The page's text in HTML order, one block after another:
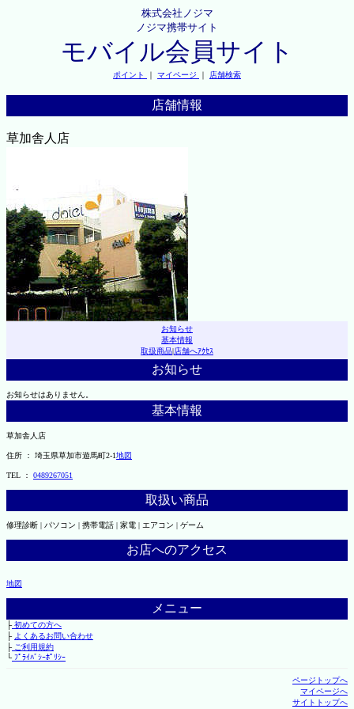
株式会社ノジマ
ノジマ携帯サイト
モバイル会員サイト
ポイント ｜ マイページ ｜ 店舗検索
店舗情報
草加舎人店
お知らせ
基本情報
取扱商品|店舗へｱｸｾｽ
お知らせ
お知らせはありません。
基本情報
草加舎人店
住所 ： 埼玉県草加市遊馬町2-1地図
TEL ： 0489267051
取扱い商品
修理診断 | パソコン | 携帯電話 | 家電 | エアコン | ゲーム
お店へのアクセス
地図
メニュー
├初めての方へ
├ よくあるお問い合わせ
├ご利用規約
└ﾌﾟﾗｲﾊﾞｼｰﾎﾟﾘｼｰ
ページトップへ
マイページへ
サイトトップへ